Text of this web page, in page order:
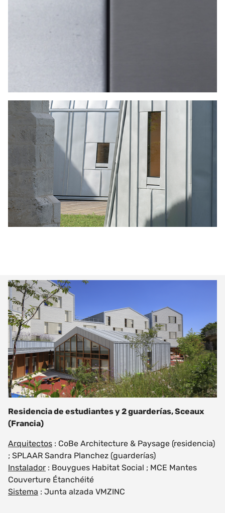
Residencia de estudiantes y 2 guarderías, Sceaux
(Francia)
Arquitectos : CoBe Architecture & Paysage (residencia)
; SPLAAR Sandra Planchez (guarderías)
Instalador : Bouygues Habitat Social ; MCE Mantes
Couverture Étanchéité
Sistema : Junta alzada VMZINC